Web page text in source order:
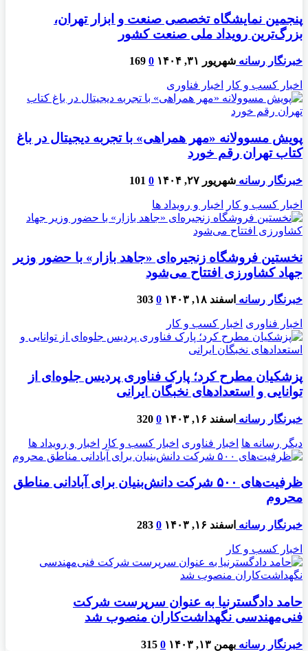
پنجمین نمایشگاه تخصصی صنعت و ابزار تهران،
بزرگ‌ترین رویداد ملی صنعت کشور
خبرنگار رسانه شهریور ۳۱, ۱۴۰۴ 0
169
اخبار کسب و کار اخبار فناوری
پویش مسوولانه «مهر همراهی» با تجربه دیجیتال در باغ
کتاب تهران رقم خورد
خبرنگار رسانه شهریور ۲۷, ۱۴۰۴ 0
101
اخبار کسب و کار اخبار و رویداد ها
نخستین فروشگاه زنجیره‌ای «جاهد بازار» با حضور وزیر
جهاد کشاورزی افتتاح می‌شود
خبرنگار رسانه اسفند ۱۸, ۱۴۰۳ 0
303
اخبار فناوری اخبار کسب و کار
پزشکیان مطرح کرد؛ پارک فناوری پردیس جلوه‌ای از
توانایی و استعدادهای نخبگان ایرانی
خبرنگار رسانه اسفند ۱۶, ۱۴۰۳ 0
320
دیگر رسانه ها اخبار فناوری اخبار کسب و کار اخبار و رویداد ها
ظرفیت‌های ۵۰۰ شرکت دانش‌بنیان برای آبادانی مناطق
محروم
خبرنگار رسانه اسفند ۱۶, ۱۴۰۳ 0
283
اخبار کسب و کار
حامد دادگسترنیا به عنوان سرپرست شرکت
فنی‌مهندسی نگهداشت‌کاران منصوب شد
خبرنگار رسانه بهمن ۱۳, ۱۴۰۳ 0
315